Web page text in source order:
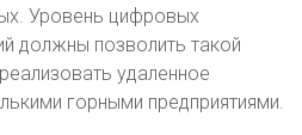
Уровень цифровых
должны позволить такой
удаленное
горными предприятиями.